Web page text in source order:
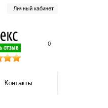
Личный кабинет
0
Контакты